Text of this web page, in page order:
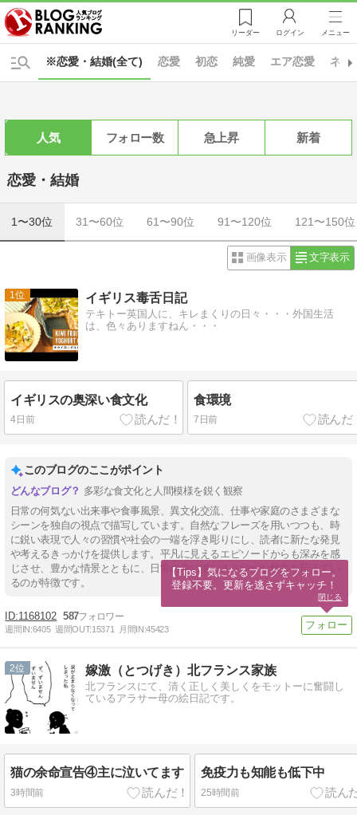
リーダー ログイン メニュー
※恋愛・結婚(全て) 恋愛 初恋 純愛 エア恋愛 ネッ
人気 フォロー数 急上昇 新着
恋愛・結婚
1〜30位 31〜60位 61〜90位 91〜120位 121〜150位
画像表示 文字表示
1 イギリス毒舌日記
テキトー英国人に、キレまくりの日々・・・外国生活
は、色々ありますねん・・・
イギリスの奥深い食文化
4日前
食環境
7日前
このブログのここがポイント
多彩な食文化と人間模様を鋭く観察
日常の何気ない出来事や食事風景、異文化交流、仕事や家庭のさまざまな
シーンを独自の視点で描写しています。自然なフレーズを用いつつも、時
に鋭い表現で人々の習慣や社会の一端を浮き彫りにし、読者に新たな発見
や考えるきっかけを提供します。平凡に見えるエピソードからも深みを感
じさせ、豊かな情景とともに、日常の中に潜むささやかな魅力を伝えてい
るのが特徴です。
1168102 587
週間IN:6405 週間OUT:15371 月間IN:45423
2 嫁激（とつげき）北フランス家族
北フランスにて、清く正しく美しくをモットーに奮闘し
ているアラサー母の絵日記です。
猫の余命宣告④主に泣いてます
3時間前
免疫力も知能も低下中
25時間前
【Tips】気になるブログをフォロー。
登録不要。更新を逃さずキャッチ！
閉じる